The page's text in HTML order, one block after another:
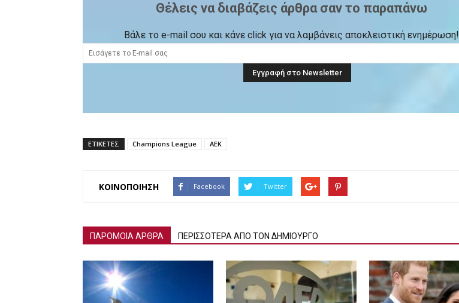
Θέλεις να διαβάζεις άρθρα σαν το παραπάνω
Βάλε το e-mail σου και κάνε click για να λαμβάνεις αποκλειστική ενημέρωση!
ΕΤΙΚΕΤΕΣ Champions League ΑΕΚ
ΚΟΙΝΟΠΟΙΗΣΗ Facebook Twitter
ΠΑΡΟΜΟΙΑ ΑΡΘΡΑ ΠΕΡΙΣΣΟΤΕΡΑ ΑΠΟ ΤΟΝ ΔΗΜΙΟΥΡΓΟ